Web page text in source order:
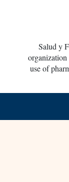
Salud y
organization
use of